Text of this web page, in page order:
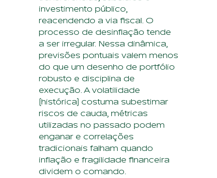
investimento público,
reacendendo a via fiscal. O
processo de desinflação tende
a ser irregular. Nessa dinâmica,
previsões pontuais valem menos
do que um desenho de portfólio
robusto e disciplina de
execução. A volatilidade
(histórica) costuma subestimar
riscos de cauda, métricas
utilizadas no passado podem
enganar e correlações
tradicionais falham quando
inflação e fragilidade financeira
dividem o comando.